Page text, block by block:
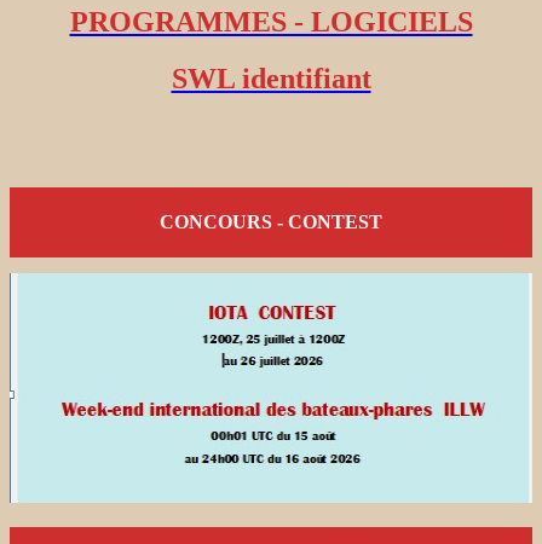
PROGRAMMES - LOGICIELS
SWL identifiant
CONCOURS - CONTEST